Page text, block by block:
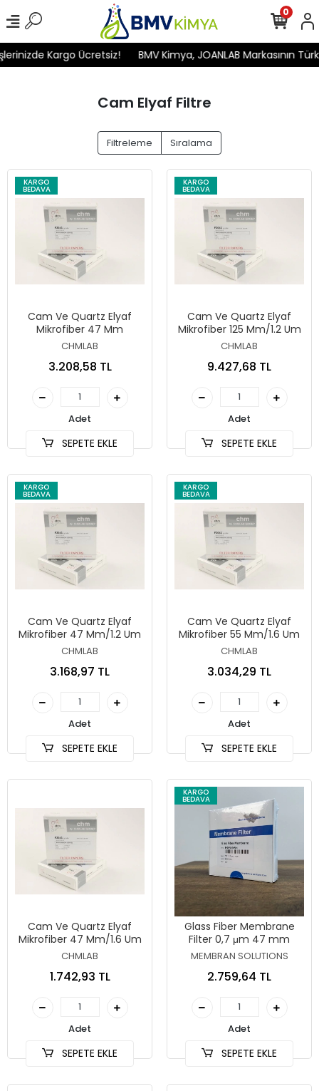
Kargo Ücretsiz! BMV Kimya, JOANLAB Markasının
0
Cam Elyaf Filtre
Filtreleme Sıralama
KARGO
BEDAVA
Cam Ve Quartz Elyaf
Mikrofiber 47 Mm
CHMLAB
3.208,58 TL
Adet
SEPETE EKLE
KARGO
BEDAVA
Cam Ve Quartz Elyaf
Mikrofiber 125 Mm/1.2 Um
CHMLAB
9.427,68 TL
Adet
SEPETE EKLE
KARGO
BEDAVA
Cam Ve Quartz Elyaf
Mikrofiber 47 Mm/1.2 Um
CHMLAB
3.168,97 TL
Adet
SEPETE EKLE
KARGO
BEDAVA
Cam Ve Quartz Elyaf
Mikrofiber 55 Mm/1.6 Um
CHMLAB
3.034,29 TL
Adet
SEPETE EKLE
Cam Ve Quartz Elyaf
Mikrofiber 47 Mm/1.6 Um
CHMLAB
1.742,93 TL
Adet
SEPETE EKLE
KARGO
BEDAVA
Glass Fiber Membrane
Filter 0,7 μm 47 mm
MEMBRAN SOLUTIONS
2.759,64 TL
Adet
SEPETE EKLE